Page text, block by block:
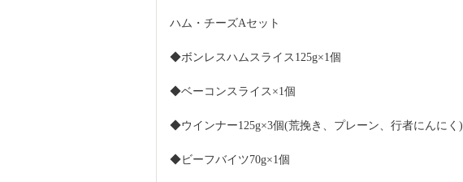
ハム・チーズAセット
◆ボンレスハムスライス125g×1個
◆ベーコンスライス×1個
◆ウインナー125g×3個(荒挽き、プレーン、行者にんにく)
◆ビーフバイツ70g×1個